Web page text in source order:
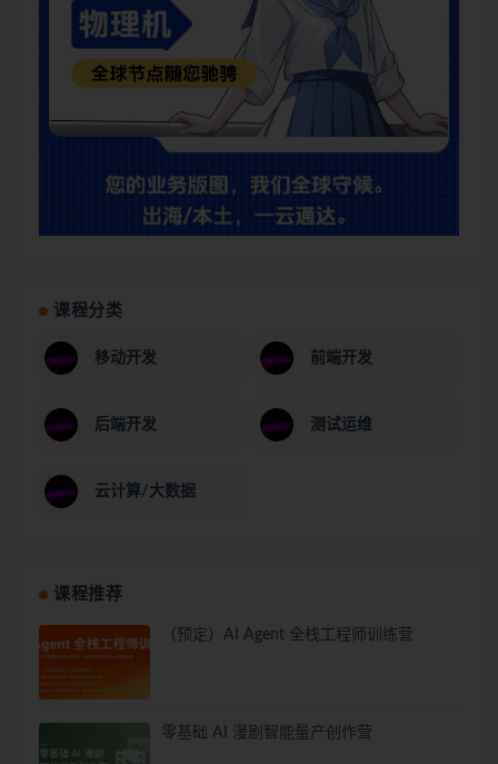
课程分类
移动开发 前端开发
后端开发 测试运维
云计算/大数据
课程推荐
（预定）AI Agent 全栈工程师训练营
零基础 AI 漫剧智能量产创作营